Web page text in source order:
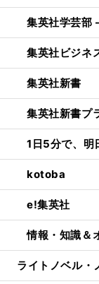
集英社学芸部
集英社ビジネ
集英社新書
集英社新書プ
1日5分で、
kotoba
e!集英社
情報・知識＆
ライトノベル・